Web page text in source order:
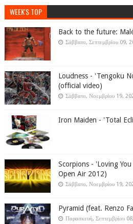
WEEK'S TOP
Back to the future:
Σάββατο, Σεπτεμβρίου 09,
Loudness - 'Tengoku
(official video)
Σάββατο, Νοεμβρίου 19,
Iron Maiden - 'Total
Scorpions - 'Loving
Open Air 2012)
Σάββατο, Νοεμβρίου 19,
Pyramid (feat. Renzo
Παρασκευή, Σεπτεμβρίου